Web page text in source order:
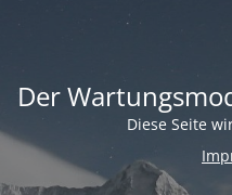
Der
Diese Seite